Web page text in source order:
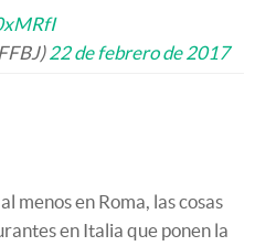
22 de febrero de 2017
menos en Roma, las cosas
en Italia que ponen la